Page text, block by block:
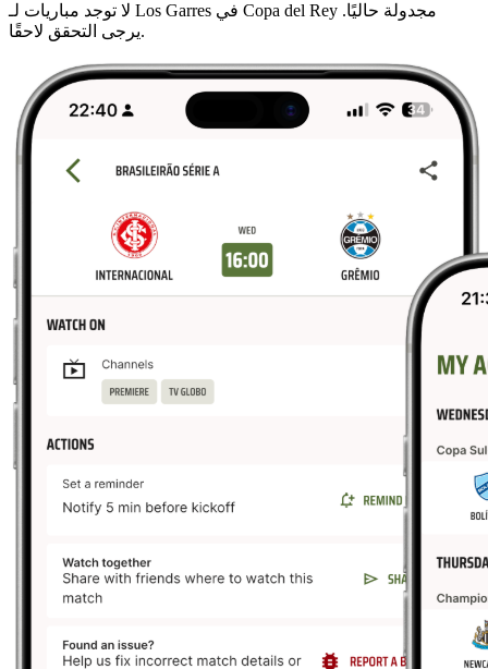
لا توجد مباريات لـ Los Garres في Copa del Rey مجدولة حاليًا.
يرجى التحقق لاحقًا.